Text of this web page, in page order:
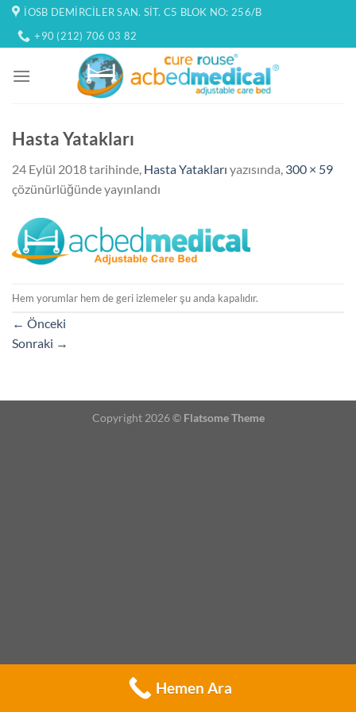
İçeriğe
atla
İOSB DEMIRCILER SAN. SIT. C5 BLOK NO: 256/B
+90 (212) 706 03 82
Hasta Yatakları
24 Eylül 2018tarihinde, Hasta Yatakları yazısında, 300 × 59
çözünürlüğünde yayınlandı
Hem yorumlar hem de geri izlemeler şu anda kapalıdır.
← Önceki
Sonraki →
Copyright 2026 © Flatsome Theme
Hemen Ara